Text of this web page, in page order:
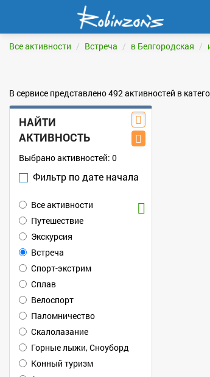
Все активности Встреча в Белгородская
В сервисе представлено 492 активностей в
НАЙТИ
АКТИВНОСТЬ
Выбрано активностей: 0
Фильтр по дате начала
Все активности
Путешествие
Экскурсия
Встреча
Спорт-экстрим
Сплав
Велоспорт
Паломничество
Скалолазание
Горные лыжи, Сноуборд
Конный туризм